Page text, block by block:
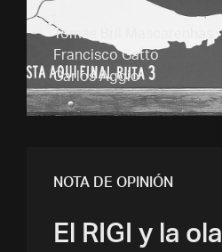
Tomás Bril Mascarenhas
Francisco Gatto
Carlos Aggio
NOTA DE OPINIÓN
El RIGI y la ola